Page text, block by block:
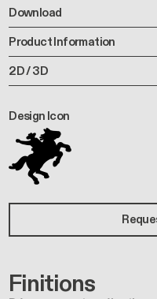
Download
Product Information
2D / 3D
Design Icon
Finitions